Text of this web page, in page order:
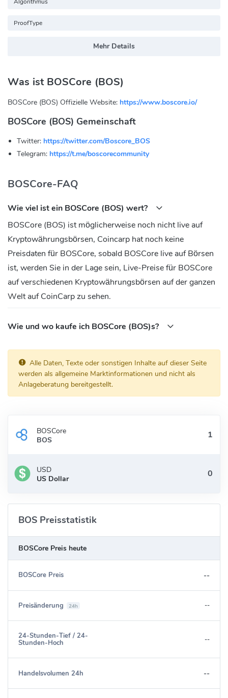
Algorithmus
ProofType
Mehr Details
Was ist BOSCore (BOS)
BOSCore (BOS) Offizielle Website: https://www.boscore.io/
BOSCore (BOS) Gemeinschaft
Twitter: https://twitter.com/Boscore_BOS
Telegram: https://t.me/boscorecommunity
BOSCore-FAQ
Wie viel ist ein BOSCore (BOS) wert?
BOSCore (BOS) ist möglicherweise noch nicht live auf
Kryptowährungsbörsen, Coincarp hat noch keine
Preisdaten für BOSCore, sobald BOSCore live auf Börsen
ist, werden Sie in der Lage sein, Live-Preise für BOSCore
auf verschiedenen Kryptowährungsbörsen auf der ganzen
Welt auf CoinCarp zu sehen.
Wie und wo kaufe ich BOSCore (BOS)s?
Alle Daten, Texte oder sonstigen Inhalte auf dieser Seite
werden als allgemeine Marktinformationen und nicht als
Anlageberatung bereitgestellt.
BOSCore
BOS
USD
US Dollar
BOS Preisstatistik
BOSCore Preis heute
BOSCore Preis --
Preisänderung 24h --
24-Stunden-Tief / 24-
Stunden-Hoch --
Handelsvolumen 24h --